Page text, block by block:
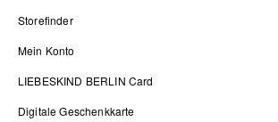
Storefinder
Mein Konto
LIEBESKIND BERLIN Card
Digitale Geschenkkarte